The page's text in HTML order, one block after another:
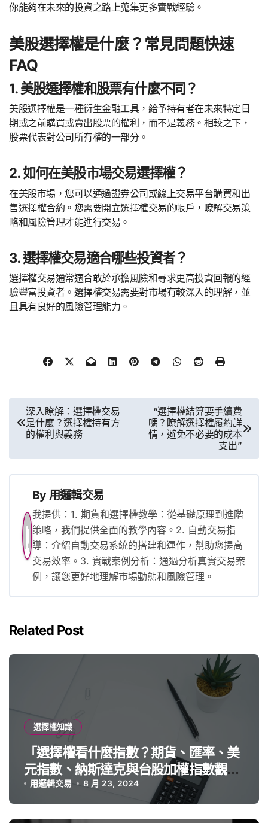
你能夠在未來的投資之路上蒐集更多實戰經驗。
美股選擇權是什麼？常見問題快速
FAQ
1. 美股選擇權和股票有什麼不同？
美股選擇權是一種衍生金融工具，給予持有者在未來特定日
期或之前購買或賣出股票的權利，而不是義務。相較之下，
股票代表對公司所有權的一部分。
2. 如何在美股市場交易選擇權？
在美股市場，您可以通過證券公司或線上交易平台購買和出
售選擇權合約。您需要開立選擇權交易的帳戶，瞭解交易策
略和風險管理才能進行交易。
3. 選擇權交易適合哪些投資者？
選擇權交易通常適合敢於承擔風險和尋求更高投資回報的經
驗豐富投資者。選擇權交易需要對市場有較深入的理解，並
且具有良好的風險管理能力。
章
覽
深入瞭解：選擇權交易
是什麼？選擇權持有方
的權利與義務
“選擇權結算要手續費
嗎？瞭解選擇權履約詳
情，避免不必要的成本
支出”
By 用邏輯交易
我提供：1. 期貨和選擇權教學：從基礎原理到進階
策略，我們提供全面的教學內容。2. 自動交易指
導：介紹自動交易系統的搭建和運作，幫助您提高
交易效率。3. 實戰案例分析：通過分析真實交易案
例，讓您更好地理解市場動態和風險管理。
Related Post
選擇權知識
「選擇權看什麼指數？期貨、匯率、美
元指數、納斯達克與台股加權指數觀察
重點」
用邏輯交易 8 月 23, 2024